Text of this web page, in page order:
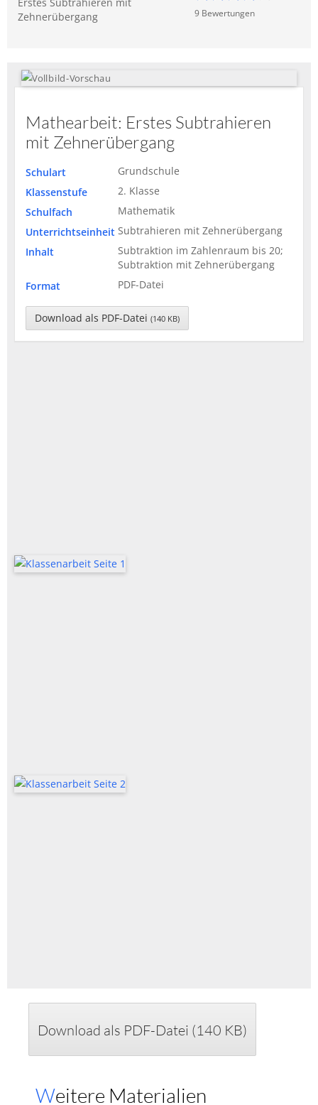
Zehnerübergang
9Bewertungen
Mathearbeit: Erstes Subtrahieren
mit Zehnerübergang
Schulart
Grundschule
Klassenstufe
2. Klasse
Schulfach
Mathematik
Unterrichtseinheit Subtrahieren mit Zehnerübergang
Inhalt
Subtraktion im Zahlenraum bis 20;
Subtraktion mit Zehnerübergang
Format
PDF-Datei
Download als PDF-Datei (140 KB)
Download als PDF-Datei (140 KB)
Weitere Materialien